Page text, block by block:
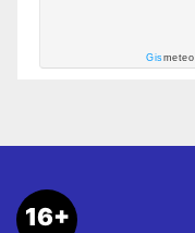
Gismeteo
16+